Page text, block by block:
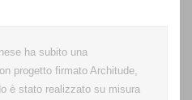
ha subito una
progetto firmato Architude,
è stato realizzato su misura